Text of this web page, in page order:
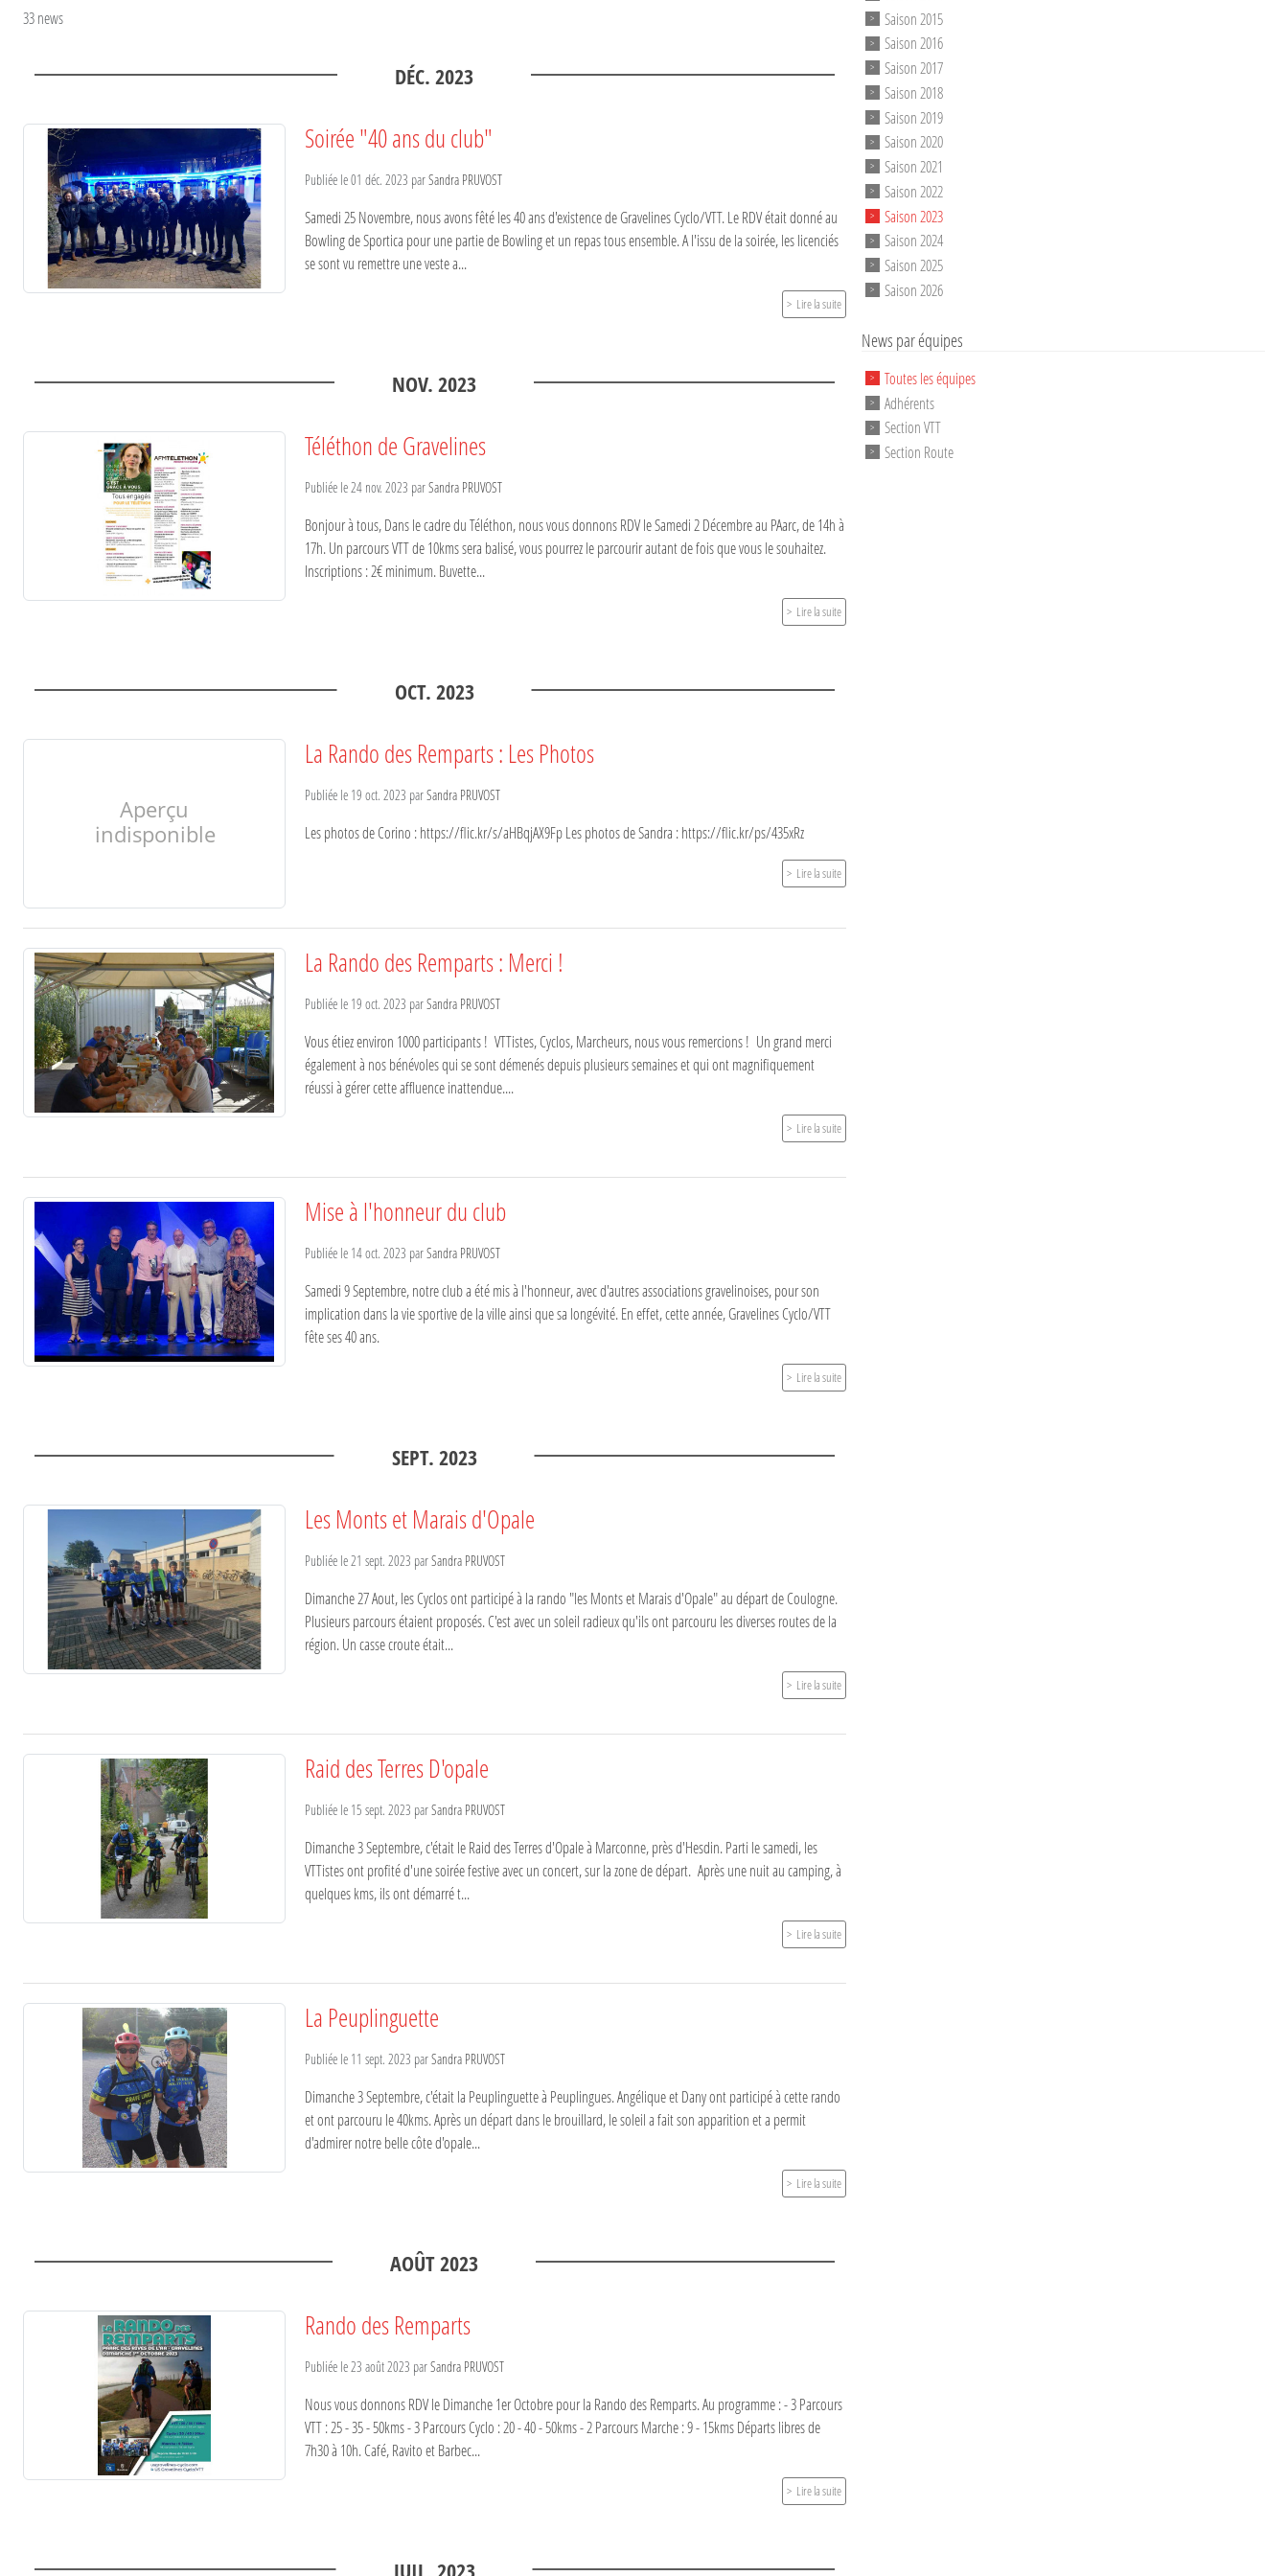
33 news
DÉC. 2023
Soirée "40 ans du club"
Publiée le01 déc. 2023 parSandra PRUVOST
Samedi 25 Novembre, nous avons fêté les 40 ans d'existence de Gravelines Cyclo/VTT. Le RDV était donné au
Bowling de Sportica pour une partie de Bowling et un repas tous ensemble. A l'issu de la soirée, les licenciés
se sont vu remettre une veste a...
Lire la suite
NOV. 2023
Téléthon de Gravelines
Publiée le 24 nov. 2023 parSandra PRUVOST
Bonjour à tous, Dans le cadre du Téléthon, nous vous donnons RDV le Samedi 2 Décembre au PAarc, de 14h à
17h. Un parcours VTT de 10kms sera balisé, vous pourrez le parcourir autant de fois que vous le souhaitez.
Inscriptions : 2€ minimum. Buvette...
Lire la suite
OCT.2023
La Rando des Remparts : Les Photos
Publiée le 19 oct. 2023 parSandra PRUVOST
Les photos de Corino : https://flic.kr/s/aHBqjAX9Fp Les photos de Sandra : https://flic.kr/ps/435xRz
Lire la suite
La Rando des Remparts : Merci !
Publiée le 19 oct. 2023 parSandra PRUVOST
Vous étiez environ 1000 participants ! VTTistes, Cyclos, Marcheurs, nous vous remercions ! Un grand merci
également à nos bénévoles qui se sont démenés depuis plusieurs semaines et qui ont magnifiquement
réussi à gérer cette affluence inattendue....
Lire la suite
Mise à l'honneur du club
Publiée le 14 oct. 2023 parSandra PRUVOST
Samedi 9 Septembre, notre club a été mis à l'honneur, avec d'autres associations gravelinoises, pour son
implication dans la vie sportive de la ville ainsi que sa longévité. En effet, cette année, Gravelines Cyclo/VTT
fête ses 40 ans.
Lire la suite
SEPT.2023
Les Monts et Marais d'Opale
Publiée le21 sept. 2023 parSandra PRUVOST
Dimanche 27 Aout, les Cyclos ont participé à la rando "les Monts et Marais d'Opale" au départ de Coulogne.
Plusieurs parcours étaient proposés. C'est avec un soleil radieux qu'ils ont parcouru les diverses routes de la
région. Un casse croute était...
Lire la suite
Raid des Terres D'opale
Publiée le 15 sept. 2023 parSandra PRUVOST
Dimanche 3 Septembre, c'était le Raid des Terres d'Opale à Marconne, près d'Hesdin. Parti le samedi, les
VTTistes ont profité d'une soirée festive avec un concert, sur la zone de départ. Après une nuit au camping, à
quelques kms, ils ont démarré t...
Lire la suite
La Peuplinguette
Publiée le 11 sept. 2023 parSandra PRUVOST
Dimanche 3 Septembre, c'était la Peuplinguette à Peuplingues. Angélique et Dany ont participé à cette rando
et ont parcouru le 40kms. Après un départ dans le brouillard, le soleil a fait son apparition et a permit
d'admirer notre belle côte d'opale...
Lire la suite
AOÛT2023
Rando des Remparts
Publiée le23 août 2023 parSandra PRUVOST
Nous vous donnons RDV le Dimanche 1er Octobre pour la Rando des Remparts. Au programme : - 3 Parcours
VTT : 25 - 35 - 50kms - 3 Parcours Cyclo : 20 - 40 - 50kms - 2 Parcours Marche : 9 - 15kms Départs libres de
7h30 à 10h. Café, Ravito et Barbec...
Lire la suite
Saison 2015
Saison 2016
Saison 2017
Saison 2018
Saison 2019
Saison 2020
Saison 2021
Saison 2022
Saison 2023
Saison 2024
Saison 2025
Saison 2026
News par équipes
Toutes les équipes
Adhérents
Section VTT
Section Route